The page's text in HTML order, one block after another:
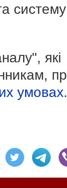
які
умовах.